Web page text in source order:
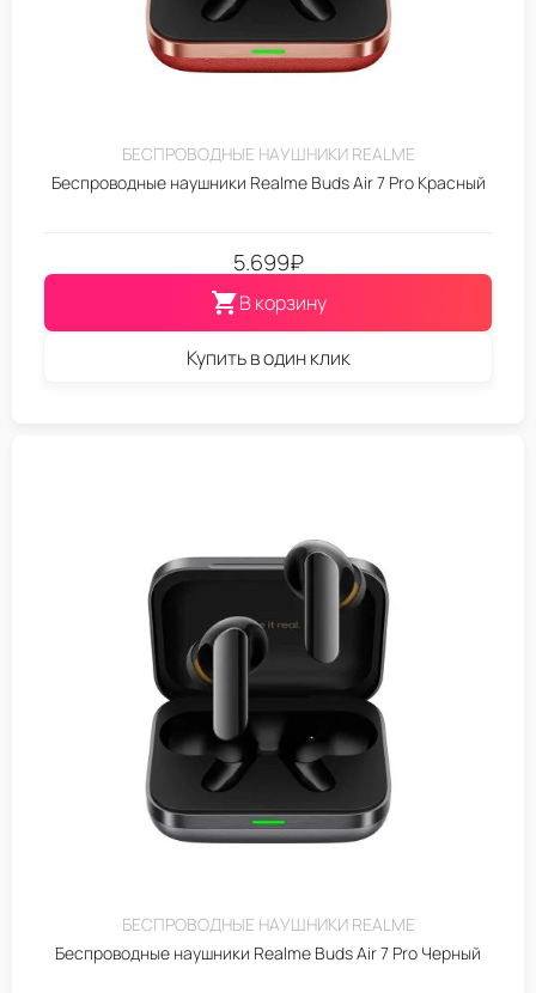
БЕСПРОВОДНЫЕ НАУШНИКИ REALME
Беспроводные наушники Realme Buds Air 7 Pro Красный
5.699₽
В корзину
Купить в один клик
БЕСПРОВОДНЫЕ НАУШНИКИ REALME
Беспроводные наушники Realme Buds Air 7 Pro Черный